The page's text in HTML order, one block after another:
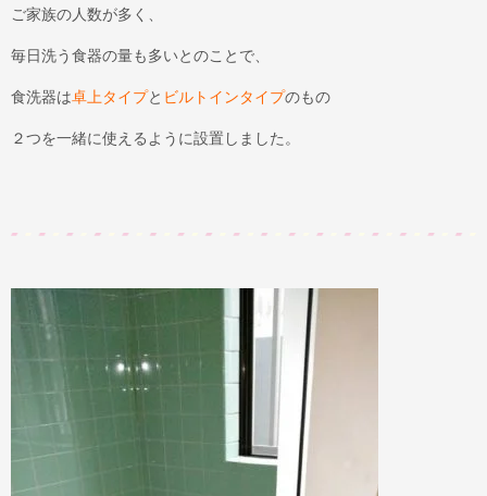
ご家族の人数が多く、
毎日洗う食器の量も多いとのことで、
食洗器は卓上タイプと ビルトインタイプのもの
２つを一緒に使えるように設置しました。